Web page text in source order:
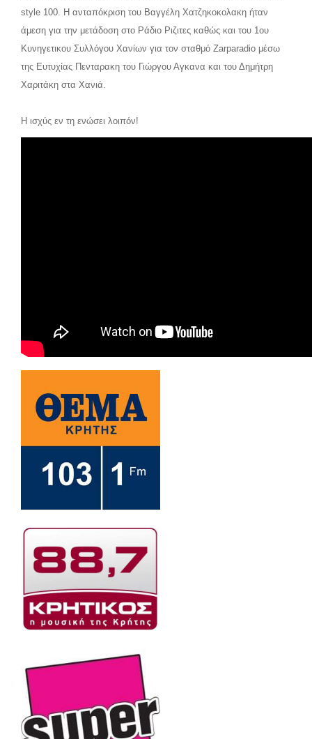
style 100. Η ανταπόκριση του Βαγγέλη Χατζηκοκολακη ήταν
άμεση για την μετάδοση στο Ράδιο Ριζιτες καθώς και του 1ου
Κυνηγετικου Συλλόγου Χανίων για τον σταθμό Zarparadio μέσω
της Ευτυχίας Πενταρακη του Γιώργου Αγκανα και του Δημήτρη
Χαριτάκη στα Χανιά.
Η ισχύς εν τη ενώσει λοιπόν!